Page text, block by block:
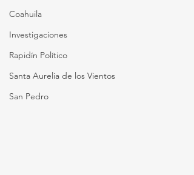
Coahuila
Investigaciones
Rapidín Político
Santa Aurelia de los Vientos
San Pedro